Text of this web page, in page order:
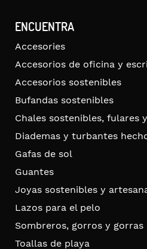
ENCUENTRA
Accesories
Accesorios de oficina y
Accesorios sostenibles
Bufandas sostenibles
Chales sostenibles, fulares
Diademas y turbantes
Gafas de sol
Guantes
Joyas sostenibles y
Lazos para el pelo
Sombreros, gorros y gorras
Toallas de playa